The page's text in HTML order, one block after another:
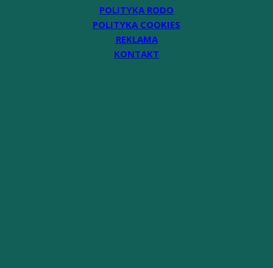
POLITYKA RODO
POLITYKA COOKIES
REKLAMA
KONTAKT